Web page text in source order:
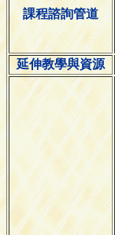
課程諮詢管道
延伸教學與資源